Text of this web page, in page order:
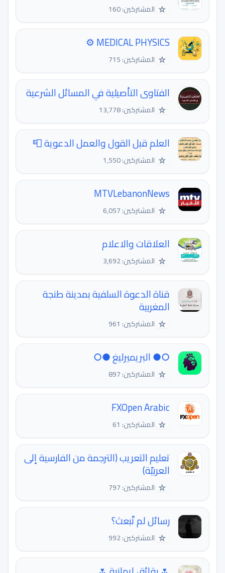
☆ المشتركين: 160
MEDICAL PHYSICS ⚙️
☆ المشتركين: 715
الفتاوى التأصيلية في المسائل الشرعية
☆ المشتركين: 13,778
العلم قبل القول والعمل الدعوية 📮
☆ المشتركين: 1,550
MTVLebanonNews
☆ المشتركين: 6,057
العلاقات والاعلام
☆ المشتركين: 3,692
قناة الدعوة السلفية بمدينة طنجة
المغربية
☆ المشتركين: 961
○● البريميرليغ ●○
☆ المشتركين: 897
FXOpen Arabic
☆ المشتركين: 61
تعليم التعريب (الترجمة من الفارسية إلى
العربيّة)
☆ المشتركين: 797
رسائل لم تّبعث؟
☆ المشتركين: 992